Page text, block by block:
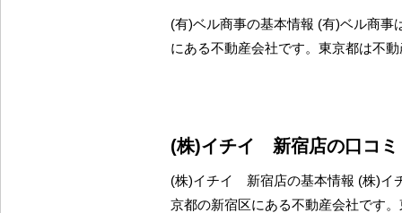
(有)ベル商事の基本情報 (有)ベル商事
にある不動産会社です。東京都は不
(株)イチイ 新宿店の口コミ
(株)イチイ 新宿店の基本情報 (株)
京都の新宿区にある不動産会社です